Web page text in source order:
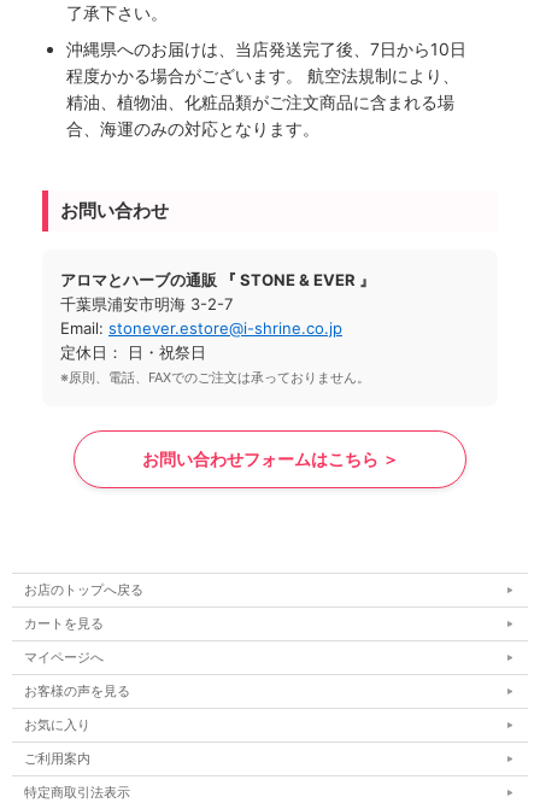
了承下さい。
沖縄県へのお届けは、当店発送完了後、7日から10日
程度かかる場合がございます。 航空法規制により、
精油、植物油、化粧品類がご注文商品に含まれる場
合、海運のみの対応となります。
お問い合わせ
アロマとハーブの通販 『 STONE & EVER 』
千葉県浦安市明海 3-2-7
Email: stonever.estore@i-shrine.co.jp
定休日： 日・祝祭日
※原則、電話、FAXでのご注文は承っておりません。
お問い合わせフォームはこちら ＞
お店のトップへ戻る
カートを見る
マイページへ
お客様の声を見る
お気に入り
ご利用案内
特定商取引法表示